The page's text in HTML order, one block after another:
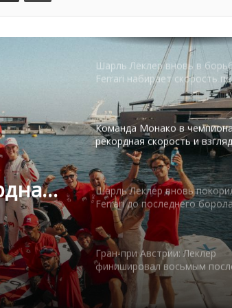
Ferrari набирает скорость
Команда Монако в
рекордная скорость и
Шарль Леклер вновь
Ferrari до последнего
Mercedes
Гран-при Австрии: Леклер
финишировал восьмым
блестящей квалификации
Herculis Monaco 2026
состав: ещё двенадцать